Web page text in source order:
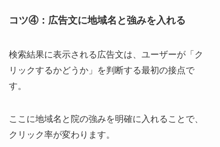
コツ④：広告文に地域名と強みを入れる
検索結果に表示される広告文は、ユーザーが「ク
リックするかどうか」を判断する最初の接点で
す。
ここに地域名と院の強みを明確に入れることで、
クリック率が変わります。